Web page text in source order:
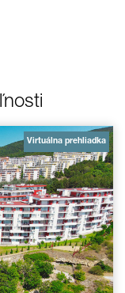
Virtuálna prehliadka